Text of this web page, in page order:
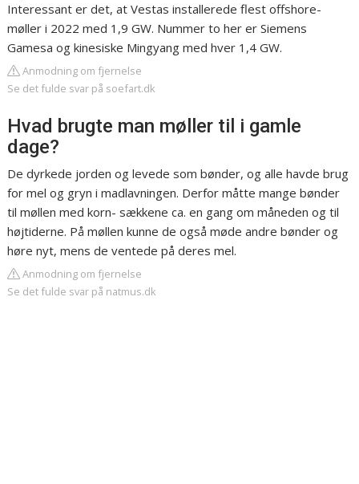
Interessant er det, at Vestas installerede flest offshore-
møller i 2022 med 1,9 GW. Nummer to her er Siemens
Gamesa og kinesiske Mingyang med hver 1,4 GW.
Anmodning om fjernelse
Se det fulde svar på soefart.dk
Hvad brugte man møller til i gamle
dage?
De dyrkede jorden og levede som bønder, og alle havde brug
for mel og gryn i madlavningen. Derfor måtte mange bønder
til møllen med korn- sækkene ca. en gang om måneden og til
højtiderne. På møllen kunne de også møde andre bønder og
høre nyt, mens de ventede på deres mel.
Anmodning om fjernelse
Se det fulde svar på natmus.dk